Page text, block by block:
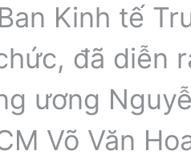
Ban Kinh tế
đã diễn
ương
Võ Văn